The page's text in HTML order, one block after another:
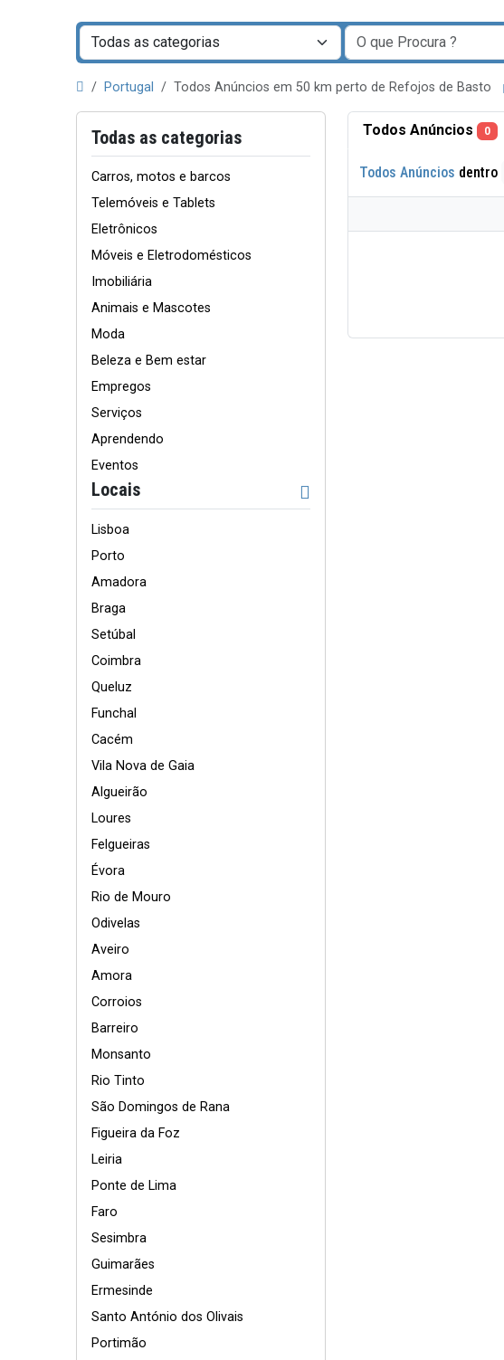
Portugal Todos Anúncios em 50 km perto de Refojos de Basto
Todas as categorias
Carros, motos e barcos
Telemóveis e Tablets
Eletrônicos
Móveis e Eletrodomésticos
Imobiliária
Animais e Mascotes
Moda
Beleza e Bem estar
Empregos
Serviços
Aprendendo
Eventos
Locais
Lisboa
Porto
Amadora
Braga
Setúbal
Coimbra
Queluz
Funchal
Cacém
Vila Nova de Gaia
Algueirão
Loures
Felgueiras
Évora
Rio de Mouro
Odivelas
Aveiro
Amora
Corroios
Barreiro
Monsanto
Rio Tinto
São Domingos de Rana
Figueira da Foz
Leiria
Ponte de Lima
Faro
Sesimbra
Guimarães
Ermesinde
Santo António dos Olivais
Portimão
Todos Anúncios 0
Todos Anúncios dentro